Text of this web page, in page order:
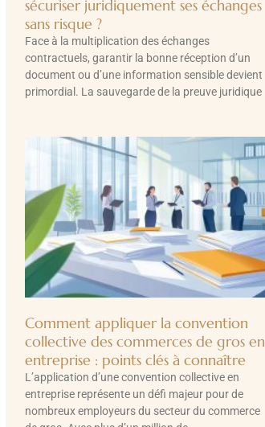
sécuriser juridiquement ses échanges
sans risque ?
Face à la multiplication des échanges
contractuels, garantir la bonne réception d’un
document ou d’une information sensible devient
primordial. La sauvegarde de la preuve juridique
Comment appliquer la convention
collective des commerces de gros en
entreprise : points clés à connaître
L’application d’une convention collective en
entreprise représente un défi majeur pour de
nombreux employeurs du secteur du commerce